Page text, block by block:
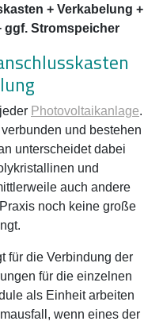
+ Verkabelung +
ggf. Stromspeicher
Photovoltaikanlage.
und bestehen
unterscheidet dabei
und
auch andere
noch keine große
für die Verbindung der
für die einzelnen
als Einheit arbeiten
wenn eines der